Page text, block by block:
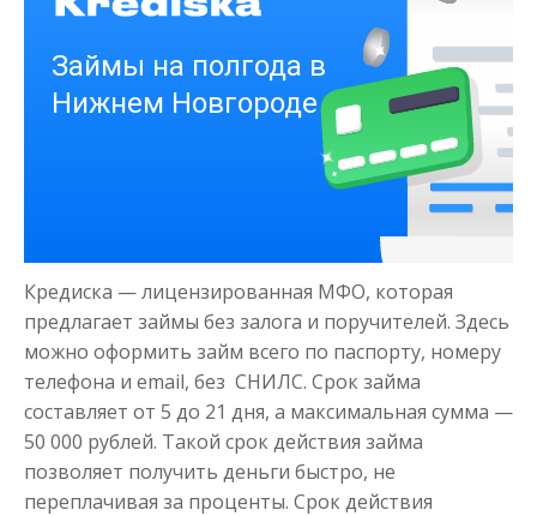
Срок от 1до 21 дня
Получить
Кредиска — лицензированная МФО, которая
предлагает займы без залога и поручителей. Здесь
можно оформить займ всего по паспорту, номеру
телефона и email, без СНИЛС. Срок займа
составляет от 5 до 21 дня, а максимальная сумма —
50 000 рублей. Такой срок действия займа
позволяет получить деньги быстро, не
переплачивая за проценты. Срок действия